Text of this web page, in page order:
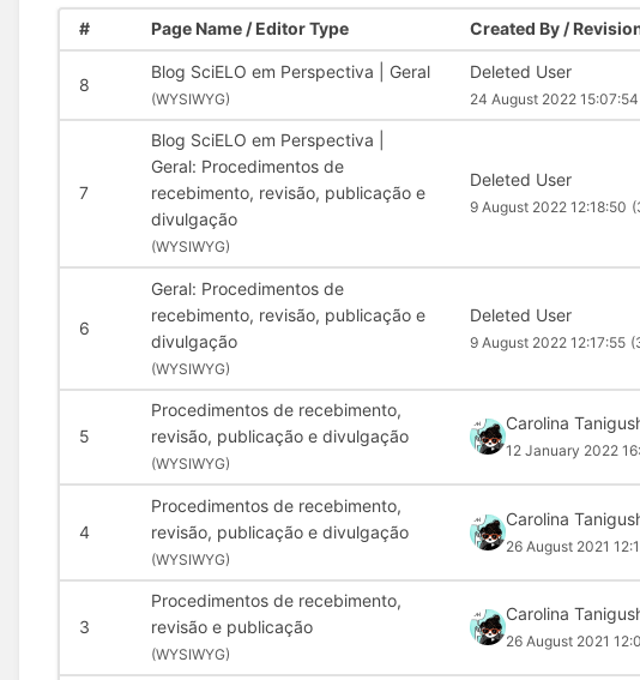
# Page Name / Editor Type Created By /
8
Blog SciELO em Perspectiva | Geral
(WYSIWYG)
Deleted User
24 August 2022 15:07:54
7
Blog SciELO em Perspectiva |
Geral: Procedimentos de
recebimento, revisão, publicação e
divulgação
(WYSIWYG)
Deleted User
9 August 2022 12:18:50
6
Geral: Procedimentos de
recebimento, revisão, publicação e
divulgação
(WYSIWYG)
Deleted User
9 August 2022 12:17:55
5
Procedimentos de recebimento,
revisão, publicação e divulgação
(WYSIWYG)
Carolina
12 January 2022
4
Procedimentos de recebimento,
revisão, publicação e divulgação
(WYSIWYG)
Carolina
26 August 2021
3
Procedimentos de recebimento,
revisão e publicação
(WYSIWYG)
Carolina
26 August 2021